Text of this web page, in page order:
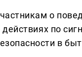
о
по
в